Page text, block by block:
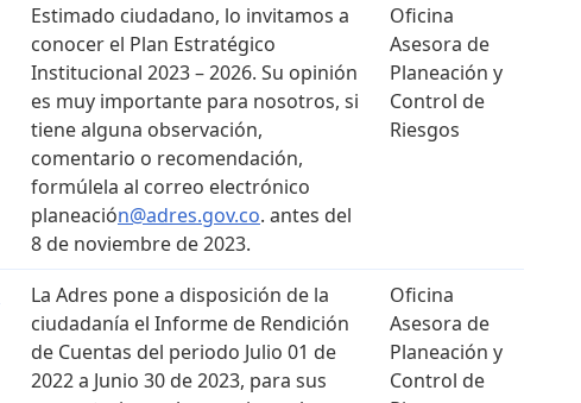
Estimado ciudadano, lo invitamos a
conocer el Plan Estratégico
Institucional 2023 – 2026. Su opinión
es muy importante para nosotros, si
tiene alguna observación,
comentario o recomendación,
formúlela al correo electrónico
planeación@adres.gov.co. antes del
8 de noviembre de 2023.
Oficina
Asesora de
Planeación y
Control de
Riesgos
La Adres pone a disposición de la
ciudadanía el Informe de Rendición
de Cuentas del periodo Julio 01 de
2022 a Junio 30 de 2023, para sus
Oficina
Asesora de
Planeación y
Control de